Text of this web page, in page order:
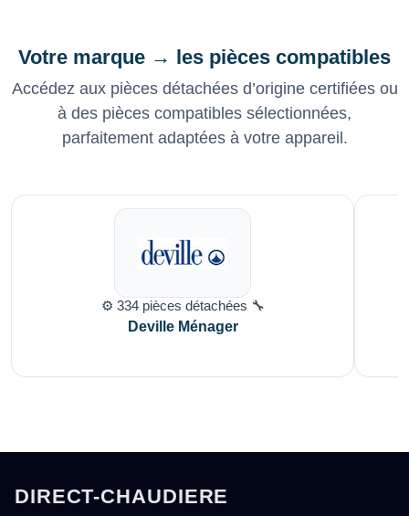
Votre marque → les pièces compatibles
Accédez aux pièces détachées d’origine certifiées ou
à des pièces compatibles sélectionnées,
parfaitement adaptées à votre appareil.
⚙️ 334 pièces détachées 🔧
Deville Ménager
DIRECT-CHAUDIERE